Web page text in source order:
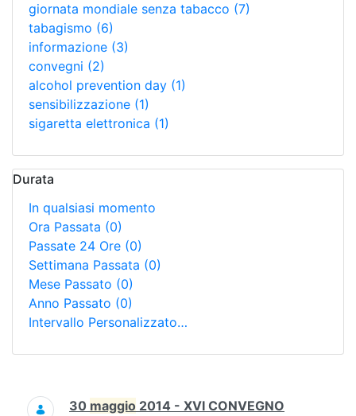
giornata mondiale senza tabacco (7)
tabagismo (6)
informazione (3)
convegni (2)
alcohol prevention day (1)
sensibilizzazione (1)
sigaretta elettronica (1)
Durata
In qualsiasi momento
Ora Passata (0)
Passate 24 Ore (0)
Settimana Passata (0)
Mese Passato (0)
Anno Passato (0)
Intervallo Personalizzato…
Ricerca
30 maggio 2014 - XVI CONVEGNO